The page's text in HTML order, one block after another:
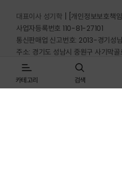
카테고리 검색
대표이사 성기학
[개인정보보호책
사업자등록번호 110-81-27101
통신판매업 신고번호: 2013-경기
주소: 경기도 성남시 중원구 사기막
반송지 주소 : 경기도 이천시 마장
온라인몰 고객지원실: 1661-3512